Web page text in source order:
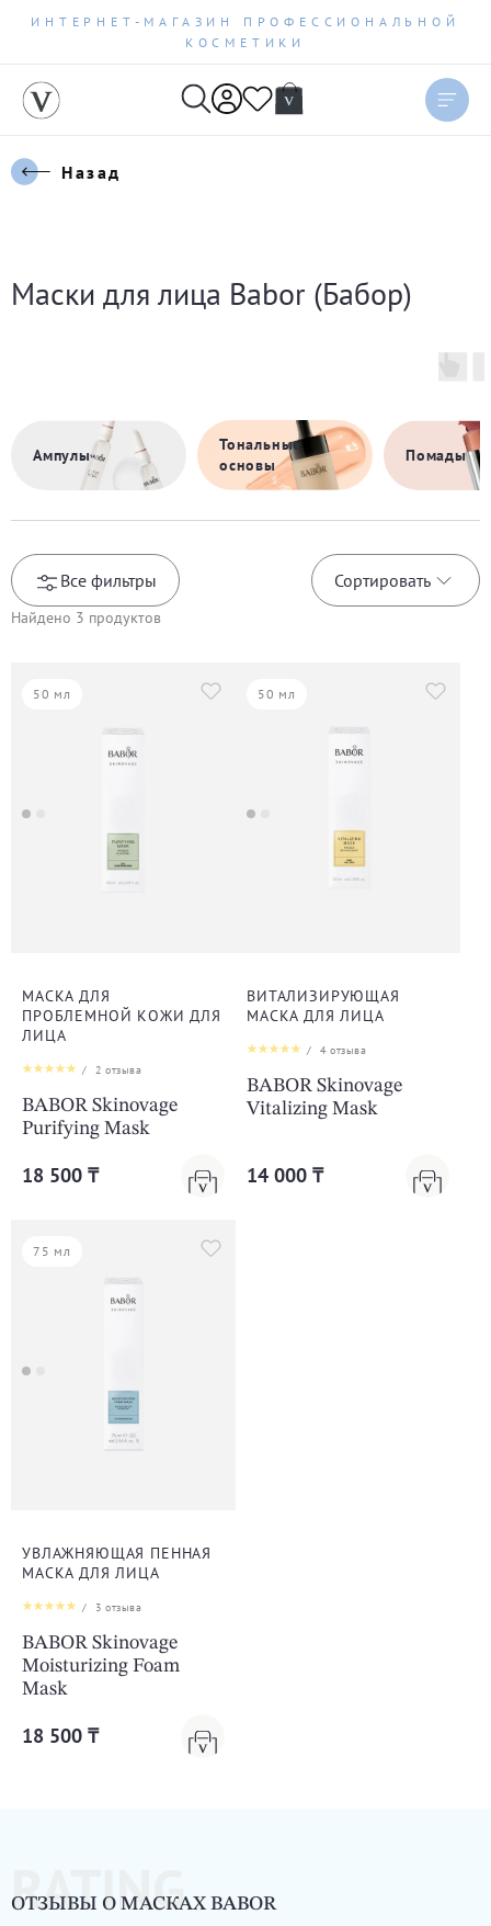
ИНТЕРНЕТ-МАГАЗИН ПРОФЕССИОНАЛЬНОЙ
КОСМЕТИКИ
Назад
Маски для лица Babor (Бабор)
Ампулы
Тональные
основы
Помады
Все фильтры Сортировать
Новинки
По рейтингу
Найдено 3 продуктов
50 мл
МАСКА ДЛЯ
ПРОБЛЕМНОЙ КОЖИ ДЛЯ
ЛИЦА
/ 2 отзыва
BABOR Skinovage
Purifying Mask
18 500 ₸
50 мл
ВИТАЛИЗИРУЮЩАЯ
МАСКА ДЛЯ ЛИЦА
/ 4отзыва
BABOR Skinovage
Vitalizing Mask
14 000 ₸
75 мл
УВЛАЖНЯЮЩАЯ ПЕННАЯ
МАСКА ДЛЯ ЛИЦА
/ 3 отзыва
BABOR Skinovage
Moisturizing Foam
Mask
18 500 ₸
RATING
ОТЗЫВЫ О МАСКАХ BABOR